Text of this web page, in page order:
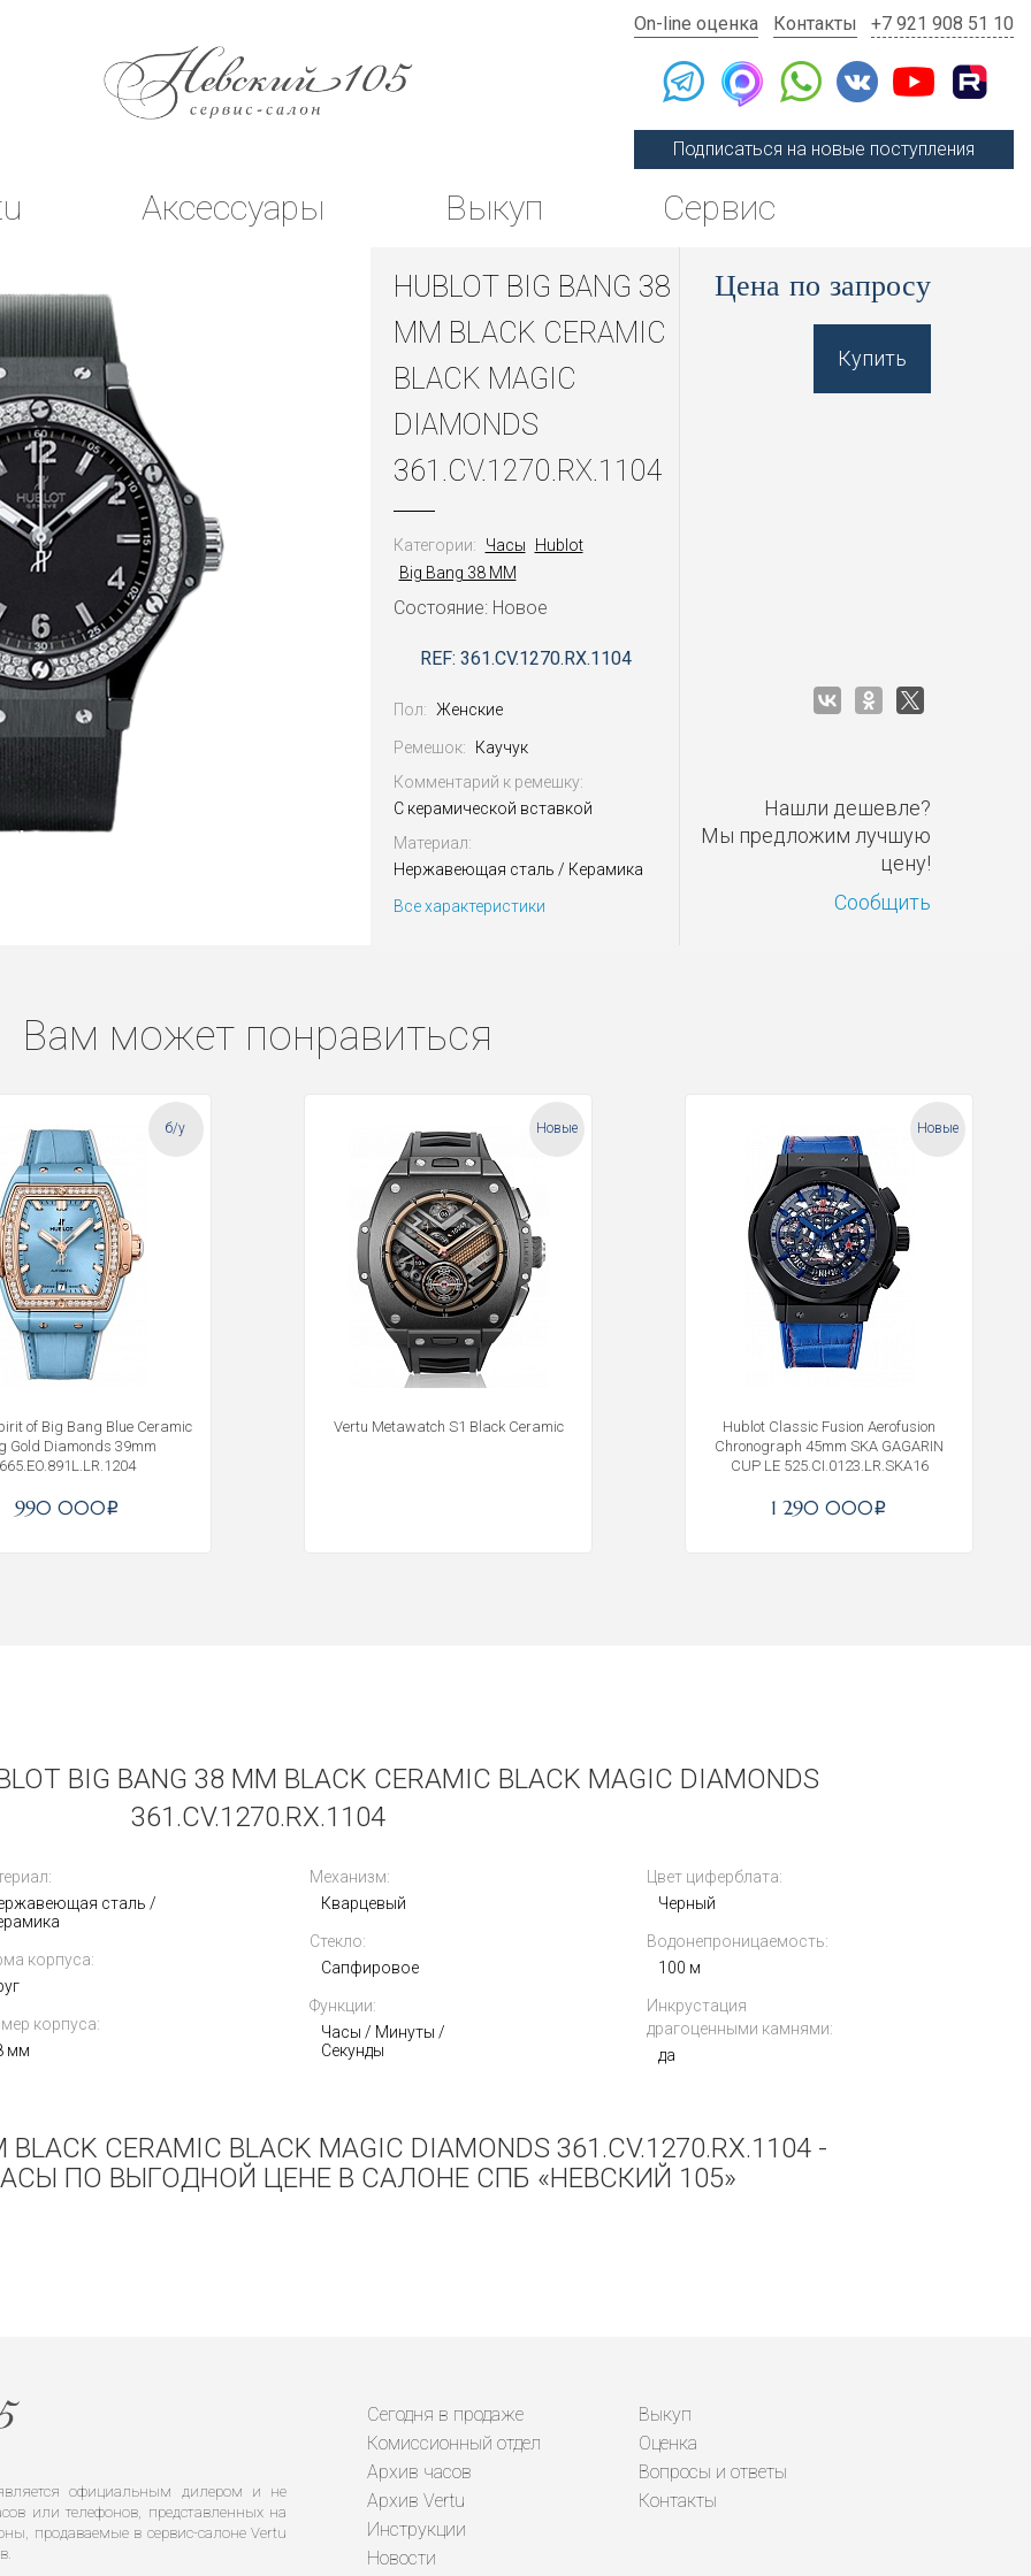
On-line оценка Контакты +7 921 908 51 10
Подписаться на новые поступления
Аксессуары Выкуп Сервис
HUBLOT BIG BANG 38
MM BLACK CERAMIC
BLACK MAGIC
DIAMONDS
361.CV.1270.RX.1104
Категории: Часы
Hublot
Big Bang 38 MM
Состояние: Новое
REF: 361.CV.1270.RX.1104
Пол: Женские
Ремешок:
Каучук
Комментарий к ремешку:
С керамической вставкой
Материал:
Нержавеющая сталь / Керамика
Все характеристики
Цена по запросу
Купить
Нашли дешевле?
Мы предложим лучшую
цену!
Сообщить
Вам может понравиться
б/у
of Big Bang Blue Ceramic
Gold Diamonds 39mm
665.EO.891L.LR.1204
990 000i
Новые
Vertu Metawatch S1 Black Ceramic
Новые
Hublot Classic Fusion Aerofusion
Chronograph 45mm SKA GAGARIN
CUP LE 525.CI.0123.LR.SKA16
1 290 000i
BIG BANG 38 MM BLACK CERAMIC BLACK MAGIC DIAMONDS
361.CV.1270.RX.1104
сталь /
корпуса:
корпуса:
мм
Механизм:
Кварцевый
Стекло:
Сапфировое
Функции:
Часы / Минуты /
Секунды
Цвет циферблата:
Черный
Водонепроницаемость:
100 м
Инкрустация
драгоценными камнями:
да
BLACK CERAMIC BLACK MAGIC DIAMONDS 361.CV.1270.RX.1104 -
ПО ВЫГОДНОЙ ЦЕНЕ В САЛОНЕ СПБ «НЕВСКИЙ 105»
официальным дилером и не
или телефонов, представленных на
продаваемые в сервис-салоне Vertu
Сегодня в продаже
Комиссионный отдел
Архив часов
Архив Vertu
Инструкции
Новости
Выкуп
Оценка
Вопросы и ответы
Контакты